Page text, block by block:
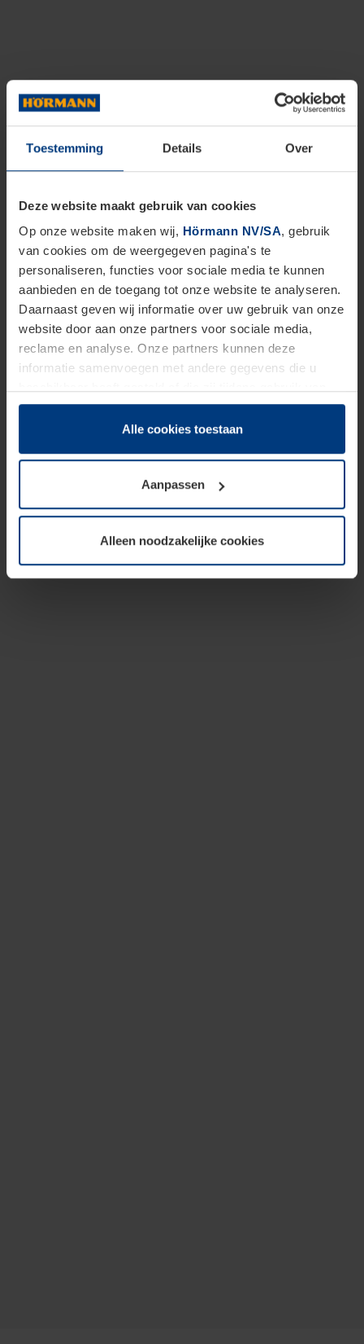
Toestemming Details Over
Deze website maakt gebruik van cookies
Op onze website maken wij, Hörmann NV/SA, gebruik
van cookies om de weergegeven pagina's te
personaliseren, functies voor sociale media te kunnen
aanbieden en de toegang tot onze website te analyseren.
Daarnaast geven wij informatie over uw gebruik van onze
website door aan onze partners voor sociale media,
reclame en analyse. Onze partners kunnen deze
informatie samenvoegen met andere gegevens die u
hun diensten hebben verzameld.
Juridisch hebben wij het recht om cookies op uw
van deze pagina's absoluut vereist is. Voor alle andere
soorten cookies is uw toestemming benodigd. Uw
toestemming kunt u op elk moment bij de uitleg van de
wijzigen of herroepen.
Alle cookies toestaan
Aanpassen
Alleen noodzakelijke cookies